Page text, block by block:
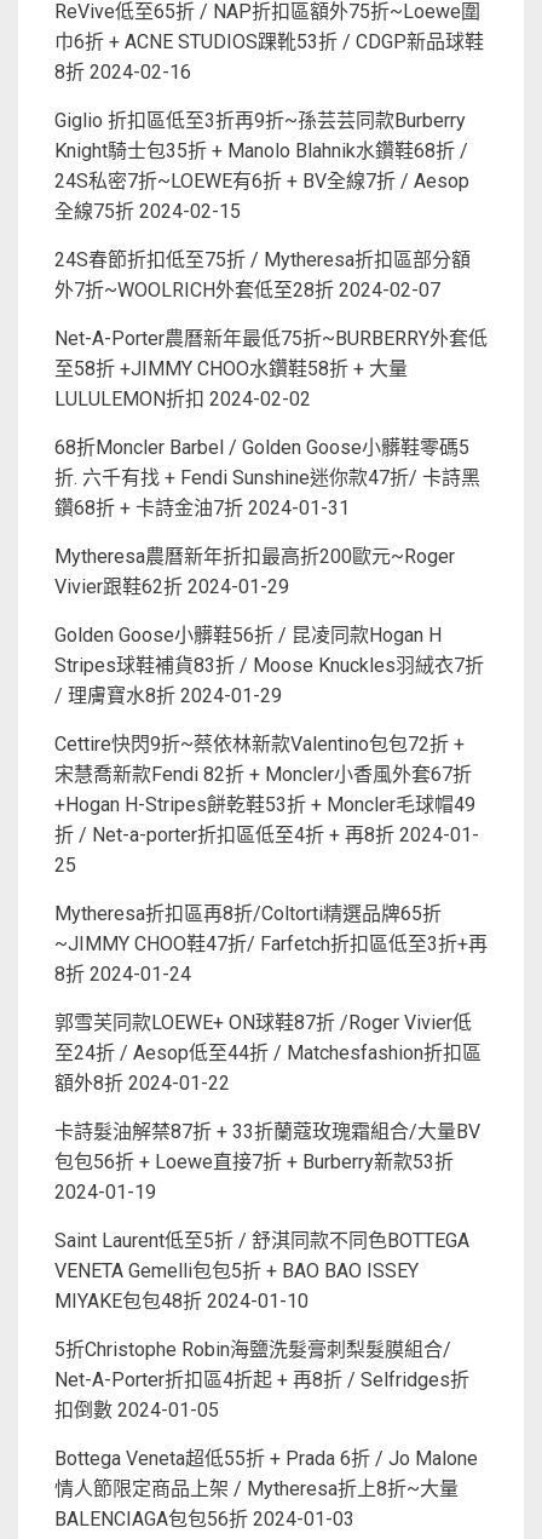
ReVive低至65折 / NAP折扣區額外75折~Loewe圍
巾6折 + ACNE STUDIOS踝靴53折 / CDGP新品球鞋
8折 2024-02-16
Giglio 折扣區低至3折再9折~孫芸芸同款Burberry
Knight騎士包35折 + Manolo Blahnik水鑽鞋68折 /
24S私密7折~LOEWE有6折 + BV全線7折 / Aesop
全線75折 2024-02-15
24S春節折扣低至75折 / Mytheresa折扣區部分額
外7折~WOOLRICH外套低至28折 2024-02-07
Net-A-Porter農曆新年最低75折~BURBERRY外套低
至58折 +JIMMY CHOO水鑽鞋58折 + 大量
LULULEMON折扣 2024-02-02
68折Moncler Barbel / Golden Goose小髒鞋零碼5
折. 六千有找 + Fendi Sunshine迷你款47折/ 卡詩黑
鑽68折 + 卡詩金油7折 2024-01-31
Mytheresa農曆新年折扣最高折200歐元~Roger
Vivier跟鞋62折 2024-01-29
Golden Goose小髒鞋56折 / 昆凌同款Hogan H
Stripes球鞋補貨83折 / Moose Knuckles羽絨衣7折
/ 理膚寶水8折 2024-01-29
Cettire快閃9折~蔡依林新款Valentino包包72折 +
宋慧喬新款Fendi 82折 + Moncler小香風外套67折
+Hogan H-Stripes餅乾鞋53折 + Moncler毛球帽49
折 / Net-a-porter折扣區低至4折 + 再8折 2024-01-
25
Mytheresa折扣區再8折/Coltorti精選品牌65折
~JIMMY CHOO鞋47折/ Farfetch折扣區低至3折+再
8折 2024-01-24
郭雪芙同款LOEWE+ ON球鞋87折 /Roger Vivier低
至24折 / Aesop低至44折 / Matchesfashion折扣區
額外8折 2024-01-22
卡詩髮油解禁87折 + 33折蘭蔻玫瑰霜組合/大量BV
包包56折 + Loewe直接7折 + Burberry新款53折
2024-01-19
Saint Laurent低至5折 / 舒淇同款不同色BOTTEGA
VENETA Gemelli包包5折 + BAO BAO ISSEY
MIYAKE包包48折 2024-01-10
5折Christophe Robin海鹽洗髮膏刺梨髮膜組合/
Net-A-Porter折扣區4折起 + 再8折 / Selfridges折
扣倒數 2024-01-05
Bottega Veneta超低55折 + Prada 6折 / Jo Malone
情人節限定商品上架 / Mytheresa折上8折~大量
BALENCIAGA包包56折 2024-01-03